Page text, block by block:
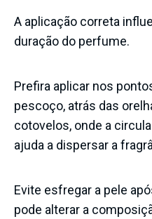
A aplicação correta
duração do perfume.
Prefira aplicar nos
pescoço, atrás das
cotovelos, onde a
ajuda a dispersar a
Evite esfregar a pele
pode alterar a